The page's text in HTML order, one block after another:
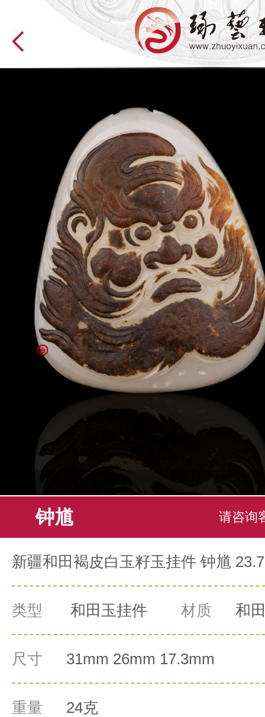
钟馗 请咨询
新疆和田褐皮白玉籽玉挂件 钟馗
类型 和田玉挂件 材质 和
尺寸 31mm 26mm 17.3mm
重量 24克